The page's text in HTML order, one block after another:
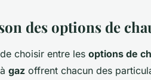
des options de
de choisir entre les options de
gaz offrent chacun des